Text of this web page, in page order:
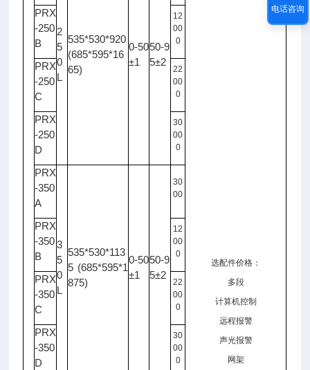
选配件价格：
多段
计算机控制
远程报警
声光报警
网架
2
5
0
L
535*530*920
(685*595*16
65)
0-50
±1
50-9
5±2
PRX
-250
B
12
00
0
PRX
-250
C
22
00
0
PRX
-250
D
30
00
0
PRX
-350
A
3
5
0
L
535*530*113
5 (685*595*1
875)
0-50
±1
50-9
5±2
30
00
PRX
-350
B
12
00
0
PRX
-350
C
22
00
0
PRX
-350
D
30
00
0
电话咨询